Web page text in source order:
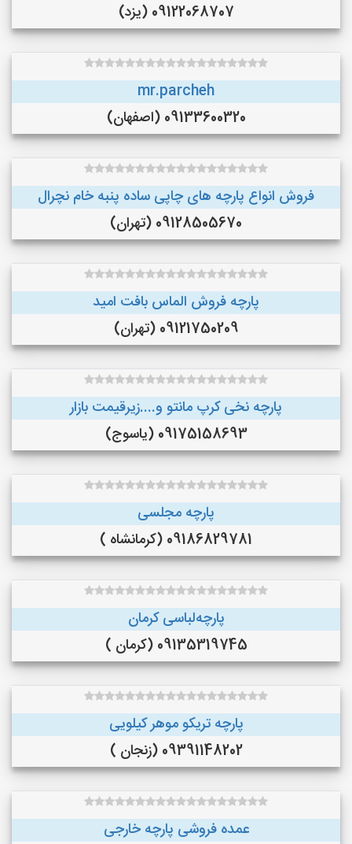
09122068707 (یزد)
mr.parcheh
09133600320 (اصفهان)
فروش انواع پارچه های چاپی ساده پنبه خام نچرال
09128505670 (تهران)
پارچه فروش الماس بافت امید
09121750209 (تهران)
پارچه نخی کرپ مانتو و....زیرقیمت بازار
09175158693 (یاسوج)
پارچه مجلسی
09186829781 (کرمانشاه )
پارچه‌لباسی کرمان
09135319745 (کرمان )
پارچه تریکو موهر کیلویی
09391148202 (زنجان )
عمده فروشی پارچه خارجی